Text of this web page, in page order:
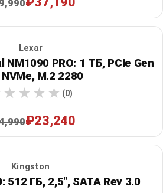
Lexar
PRO: 1 ТБ, PCIe Gen
M.2 2280
(0)
₽23,240
Kingston
512 ГБ, 2,5", SATA Rev 3.0